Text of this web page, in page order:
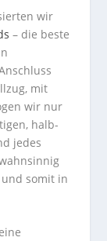
wir
– die beste
mit
wir nur
halb-
jedes
somit in